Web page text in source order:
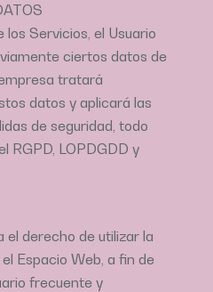
los Servicios, el Usuario
ciertos datos de
tratará
datos y aplicará las
de seguridad, todo
RGPD, LOPDGDD y
el derecho de utilizar la
Espacio Web, a fin de
frecuente y